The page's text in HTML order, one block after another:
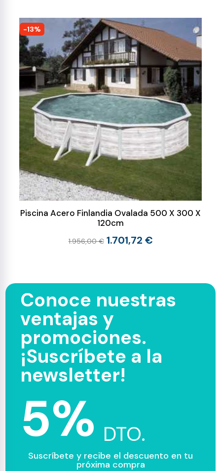
-13%
Piscina Acero Finlandia Ovalada 500 X 300 X
120cm
1.956,00 € 1.701,72 €
Conoce nuestras
ventajas y
promociones.
¡Suscríbete a la
newsletter!
5% DTO.
Suscríbete y recibe el descuento en tu
próxima compra